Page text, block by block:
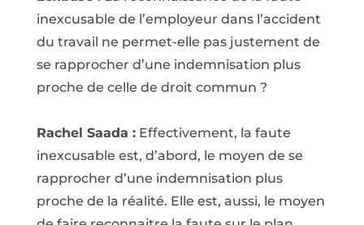
inexcusable de l’employeur dans l’accident
du travail ne permet-elle pas justement de
se rapprocher d’une indemnisation plus
proche de celle de droit commun ?
Rachel Saada :Effectivement, la faute
inexcusable est, d’abord, le moyen de se
rapprocher d’une indemnisation plus
proche de la réalité. Elle est, aussi, le moyen